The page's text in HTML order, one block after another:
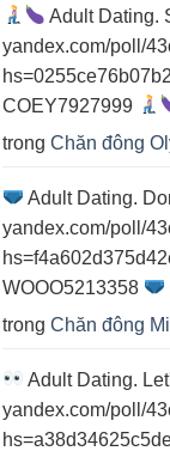
Adult Dating.
yandex.com/poll/
COEY7927999
trong Chăn đông
Adult Dating.
yandex.com/poll/
WOOO5213358
trong Chăn đông
Adult Dating.
yandex.com/poll/